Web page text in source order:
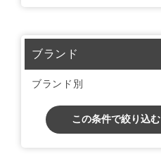
ブランド
ブランド別
この条件で絞り込む